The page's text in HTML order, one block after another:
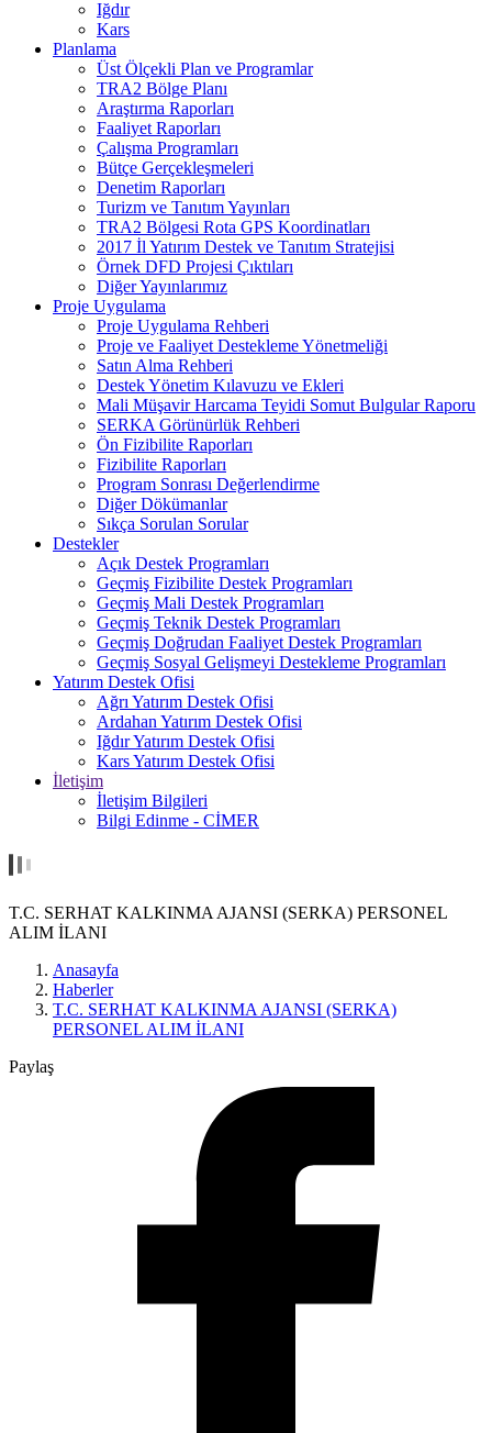
Iğdır
Kars
Planlama
Üst Ölçekli Plan ve Programlar
TRA2 Bölge Planı
Araştırma Raporları
Faaliyet Raporları
Çalışma Programları
Bütçe Gerçekleşmeleri
Denetim Raporları
Turizm ve Tanıtım Yayınları
TRA2 Bölgesi Rota GPS Koordinatları
2017 İl Yatırım Destek ve Tanıtım Stratejisi
Örnek DFD Projesi Çıktıları
Diğer Yayınlarımız
Proje Uygulama
Proje Uygulama Rehberi
Proje ve Faaliyet Destekleme Yönetmeliği
Satın Alma Rehberi
Destek Yönetim Kılavuzu ve Ekleri
Mali Müşavir Harcama Teyidi Somut Bulgular Raporu
SERKA Görünürlük Rehberi
Ön Fizibilite Raporları
Fizibilite Raporları
Program Sonrası Değerlendirme
Diğer Dökümanlar
Sıkça Sorulan Sorular
Destekler
Açık Destek Programları
Geçmiş Fizibilite Destek Programları
Geçmiş Mali Destek Programları
Geçmiş Teknik Destek Programları
Geçmiş Doğrudan Faaliyet Destek Programları
Geçmiş Sosyal Gelişmeyi Destekleme Programları
Yatırım Destek Ofisi
Ağrı Yatırım Destek Ofisi
Ardahan Yatırım Destek Ofisi
Iğdır Yatırım Destek Ofisi
Kars Yatırım Destek Ofisi
İletişim
İletişim Bilgileri
Bilgi Edinme - CİMER
T.C. SERHAT KALKINMA AJANSI (SERKA) PERSONEL
ALIM İLANI
Anasayfa
Haberler
T.C. SERHAT KALKINMA AJANSI (SERKA)
PERSONEL ALIM İLANI
Paylaş